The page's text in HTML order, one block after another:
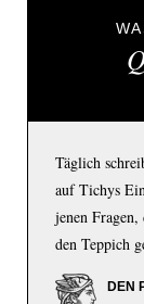
Täglich
auf Tichys
jenen
den Teppich
DEN